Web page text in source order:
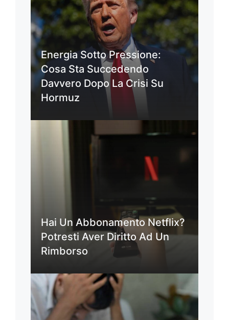
Energia Sotto Pressione:
Cosa Sta Succedendo
Davvero Dopo La Crisi Su
Hormuz
Hai Un Abbonamento Netflix?
Potresti Aver Diritto Ad Un
Rimborso